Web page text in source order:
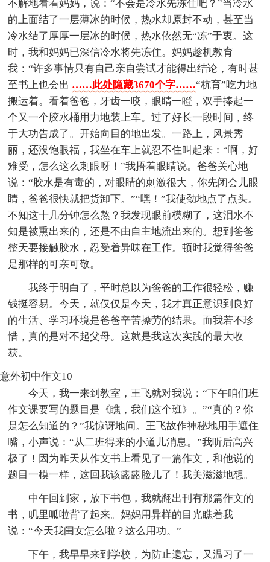
不解地看着妈妈，说：“不会是冷水先冻住吧？”当冷水
的上面结了一层薄冰的时候，热水却原封不动，甚至当
冷水结了厚厚一层冰的时候，热水依然无“冻”于衷。这
时，我和妈妈已深信冷水将先冻住。妈妈趁机教育
我：“许多事情只有自己亲自尝试才能得出结论，有时甚
至书上也会出 ……此处隐藏3670个字……“杭育”吃力地
搬运着。看着爸爸，牙齿一咬，眼睛一瞪，双手捧起一
个又一个胶水桶用力地装上车。过了好长一段时间，终
于大功告成了。开始向目的地出发。一路上，风景秀
丽，还没饱眼福，我坐在车上就忍不住叫起来：“啊，好
难受，怎么这么刺眼呀！”我捂着眼睛说。爸爸关心地
说：“胶水是有毒的，对眼睛的刺激很大，你先闭会儿眼
睛，爸爸很快就把货卸下。”“嘿！”我使劲地点了点头。
不知这十几分钟怎么熬？我发现眼前模糊了，这泪水不
知是被熏出来的，还是不由自主地流出来的。想到爸爸
整天要接触胶水，忍受着异味在工作。顿时我觉得爸爸
是那样的可亲可敬。
我终于明白了，平时总以为爸爸的工作很轻松，赚
钱挺容易。今天，就仅仅是今天，我才真正意识到良好
的生活、学习环境是爸爸辛苦操劳的结果。而我若不珍
惜，真的是对不起父母。这就是我这次实践的最大收
获。
意外初中作文10
今天，我一来到教室，王飞就对我说：“下午咱们班
作文课要写的题目是《瞧，我们这个班》。”“真的？你
是怎么知道的？”我惊讶地问。王飞故作神秘地用手遮住
嘴，小声说：“从二班得来的小道儿消息。”我听后高兴
极了！因为昨天从作文书上看见了一篇作文，和他说的
题目一模一样，这回我该露露脸儿了！我美滋滋地想。
中午回到家，放下书包，我就翻出刊有那篇作文的
书，叽里呱啦背了起来。妈妈用异样的目光瞧着我
说：“今天我闺女怎么啦？这么用功。”
下午，我早早来到学校，为防止遗忘，又温习了一